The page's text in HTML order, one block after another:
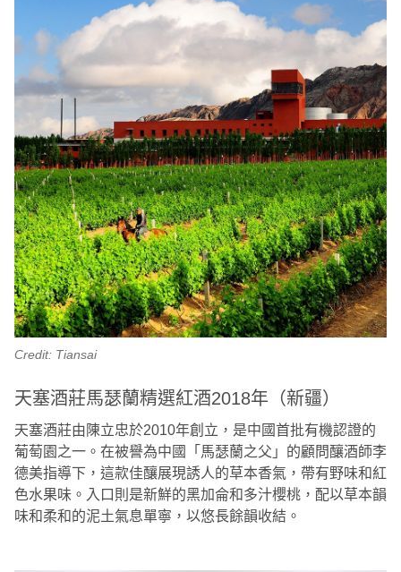
Credit: Tiansai
天塞酒莊馬瑟蘭精選紅酒2018年（新疆）
天塞酒莊由陳立忠於2010年創立，是中國首批有機認證的
葡萄園之一。在被譽為中國「馬瑟蘭之父」的顧問釀酒師李
德美指導下，這款佳釀展現誘人的草本香氣，帶有野味和紅
色水果味。入口則是新鮮的黑加侖和多汁櫻桃，配以草本韻
味和柔和的泥土氣息單寧，以悠長餘韻收結。